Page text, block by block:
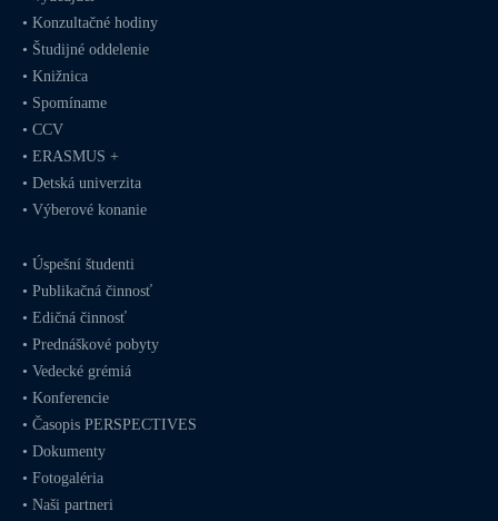
• Konzultačné hodiny
• Študijné oddelenie
• Knižnica
• Spomíname
•CCV
•ERASMUS +
•Detská univerzita
•Výberové konanie
•Úspešní študenti
•Publikačná činnosť
•Edičná činnosť
•Prednáškové pobyty
•Vedecké grémiá
•Konferencie
• Časopis PERSPECTIVES
•Dokumenty
•Fotogaléria
•Naši partneri